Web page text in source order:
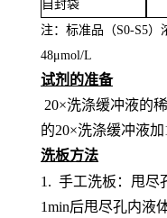
自封袋
注：标准品（S0-S5）
48μmol/L
试剂的准备
20×洗涤缓冲液的
的20×洗涤缓冲液加
洗板方法
1. 手工洗板：甩尽
1min后甩尽孔内液